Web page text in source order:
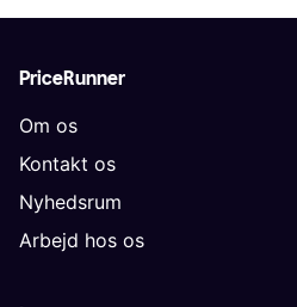
PriceRunner
Om os
Kontakt os
Nyhedsrum
Arbejd hos os